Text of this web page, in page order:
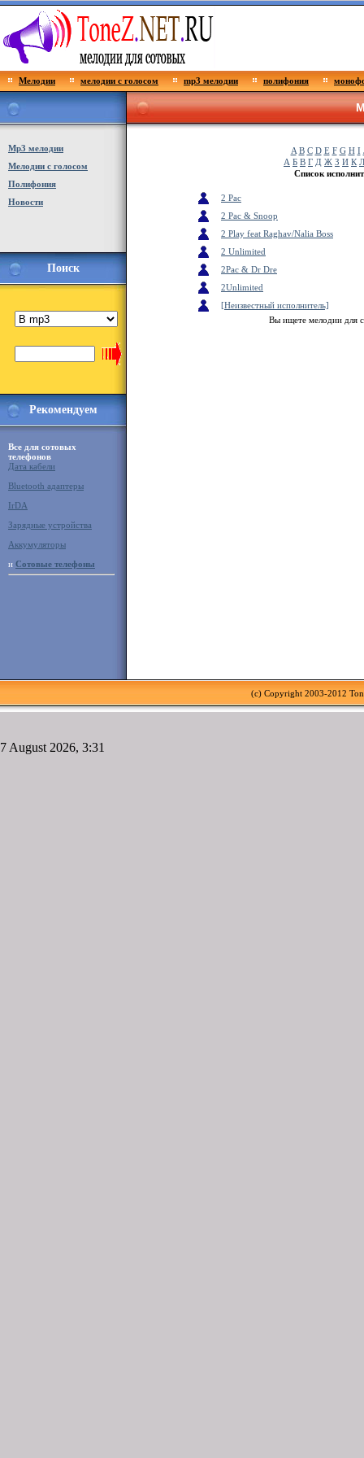
Мелодии мелодии с голосом mp3 мелодии полифония
Мp3 мелодии
Мелодии с голосом
Полифония
Новости
Поиск
Рекомендуем
Все для сотовых
телефонов
Дата кабели
Bluetooth адаптеры
IrDA
Зарядные устройства
Аккумуляторы
и Сотовые телефоны
A B C D E F G H I
А Б В Г Д Ж З И К Л
Список
2 Pac
2 Pac & Snoop
2 Play feat Raghav/Nalia Boss
2 Unlimited
2Pac & Dr Dre
2Unlimited
[Неизвестный исполнитель]
Вы ищете мелодии для
(c) Copyright 2003-2012
7 August 2026, 3:31